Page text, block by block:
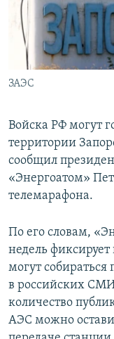
ПОБЕДИТЕЛЕЙ НЕ
ELIFBE
УКРАИНСКАЯ
ПРИСОЕДИНЯЙТЕСЬ!
ЗАЭС
Войска РФ могут
территории
сообщил
«Энергоатом»
телемарафона.
По его словам,
недель фиксирует
могут
в российских СМИ
количество
АЭС можно